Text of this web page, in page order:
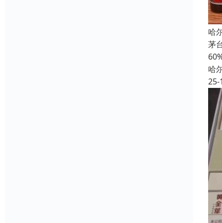
哈
茅
哈
25-